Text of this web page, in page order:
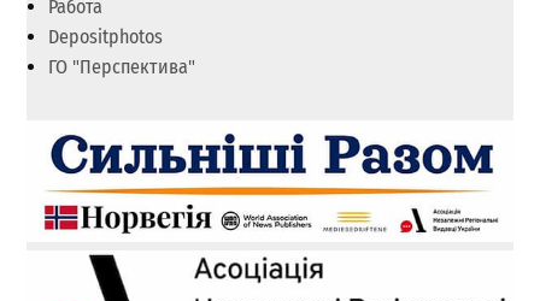
Работа
Depositphotos
ГО "Перспектива"